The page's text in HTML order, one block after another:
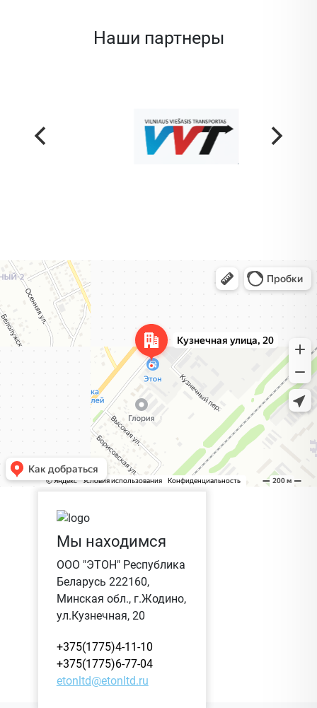
Наши партнеры
Жодино
Кузнечная улица, 20 — Яндекс Карты
Мы находимся
ООО "ЭТОН" Республика
Беларусь 222160,
Минская обл., г.Жодино,
ул.Кузнечная, 20
+375(1775)4-11-10
+375(1775)6-77-04
etonltd@etonltd.ru